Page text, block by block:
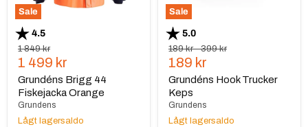
Sale
Betyg:
4.5
Ursprungspris
1 849 kr
Nuvarande
pris
1 499 kr
Grundéns Brigg 44
Fiskejacka Orange
Grundens
Lågt lagersaldo
Sale
Betyg:
5.0
Ursprungspris
189 kr-Ursprungspris
399 kr
Nuvarande
pris
189 kr
Grundéns Hook Trucker
Keps
Grundens
Lågt lagersaldo